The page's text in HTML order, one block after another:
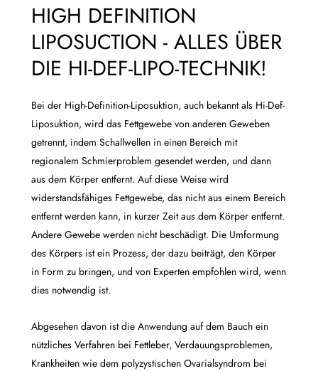
HIGH DEFINITION
LIPOSUCTION - ALLES ÜBER
DIE HI-DEF-LIPO-TECHNIK!
Bei der High-Definition-Liposuktion, auch bekannt als Hi-Def-
Liposuktion, wird das Fettgewebe von anderen Geweben
getrennt, indem Schallwellen in einen Bereich mit
regionalem Schmierproblem gesendet werden, und dann
aus dem Körper entfernt. Auf diese Weise wird
widerstandsfähiges Fettgewebe, das nicht aus einem Bereich
entfernt werden kann, in kurzer Zeit aus dem Körper entfernt.
Andere Gewebe werden nicht beschädigt. Die Umformung
des Körpers ist ein Prozess, der dazu beiträgt, den Körper
in Form zu bringen, und von Experten empfohlen wird, wenn
dies notwendig ist.
Abgesehen davon ist die Anwendung auf dem Bauch ein
nützliches Verfahren bei Fettleber, Verdauungsproblemen,
Krankheiten wie dem polyzystischen Ovarialsyndrom bei